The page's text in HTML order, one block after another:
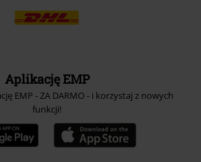
Aplikację EMP
EMP - ZA DARMO - i korzystaj z nowych
funkcji!